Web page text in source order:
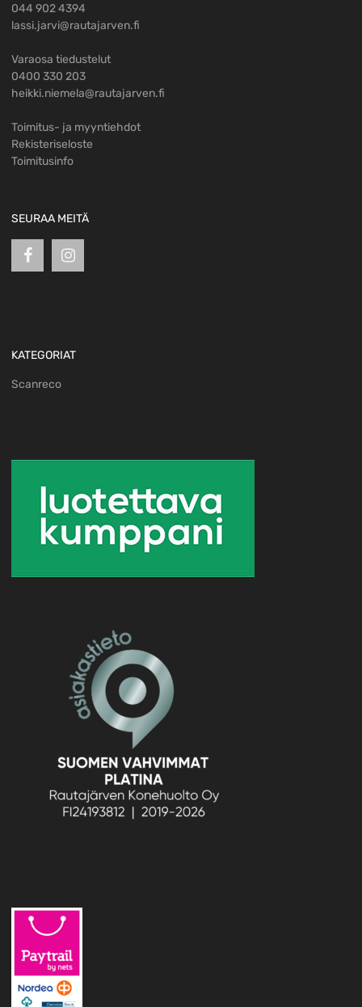
044 902 4394
lassi.jarvi@rautajarven.fi
Varaosa tiedustelut
0400 330 203
heikki.niemela@rautajarven.fi
Toimitus- ja myyntiehdot
Rekisteriseloste
Toimitusinfo
SEURAA MEITÄ
KATEGORIAT
Scanreco